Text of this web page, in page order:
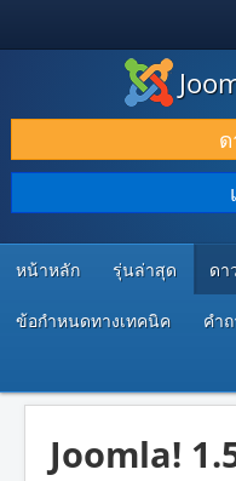
ดาวน์โหลด & ส่วนเสริม
ค้นคว้า & เรียนรู้
ชุมชน & สนับสนุน
ทรัพยากรสำหรับนักพัฒนา
หน้าหลัก รุ่นล่าสุด ดา
ข้อกำหนดทางเทคนิค คำ
Joomla!